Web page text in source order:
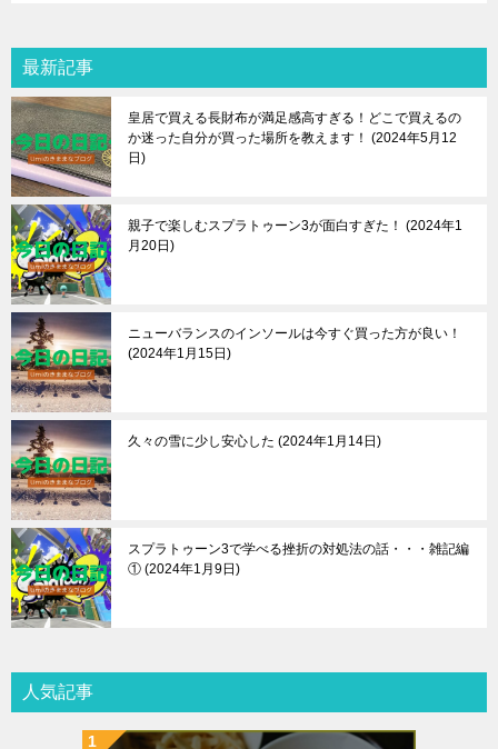
最新記事
皇居で買える長財布が満足感高すぎる！どこで買えるの
か迷った自分が買った場所を教えます！
2024年5月12
日
親子で楽しむスプラトゥーン3が面白すぎた！
2024年1
月20日
ニューバランスのインソールは今すぐ買った方が良い！
2024年1月15日
久々の雪に少し安心した 2024年1月14日
スプラトゥーン3で学べる挫折の対処法の話・・・雑記編
① 2024年1月9日
人気記事